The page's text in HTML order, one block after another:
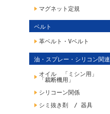
マグネット定規
ベルト
革ベルト・Vベルト
油・スプレー・シリコン関連
オイル 「ミシン用」
「裁断機用」
シリコーン関係
シミ抜き剤 / 器具